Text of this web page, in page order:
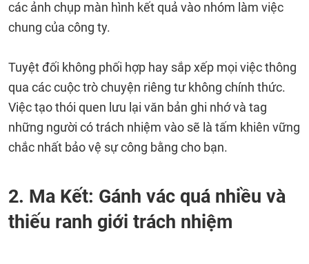
các ảnh chụp màn hình kết quả vào nhóm làm việc
chung của công ty.
Tuyệt đối không phối hợp hay sắp xếp mọi việc thông
qua các cuộc trò chuyện riêng tư không chính thức.
Việc tạo thói quen lưu lại văn bản ghi nhớ và tag
những người có trách nhiệm vào sẽ là tấm khiên vững
chắc nhất bảo vệ sự công bằng cho bạn.
2. Ma Kết: Gánh vác quá nhiều và
thiếu ranh giới trách nhiệm